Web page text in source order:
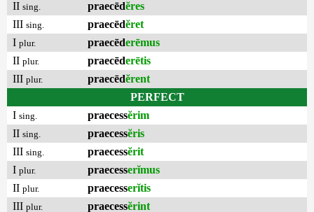
II sing. praecēdĕres
III sing. praecēdĕret
I plur. praecēderēmus
II plur. praecēderētis
III plur. praecēdĕrent
PERFECT
I sing. praecessĕrim
II sing. praecessĕris
III sing. praecessĕrit
I plur. praecesserĭmus
II plur. praecesserĭtis
III plur. praecessĕrint